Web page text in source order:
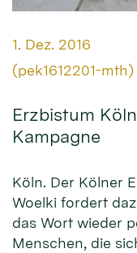
Datum:
1. Dez. 2016
Von:
(pek1612201-mth)
Erzbistum
Kampagne
Köln. Der Kölner
Woelki fordert
das Wort wieder
Menschen, die